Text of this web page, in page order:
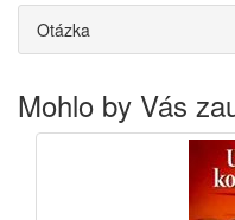
Otázka
Mohlo by Vás